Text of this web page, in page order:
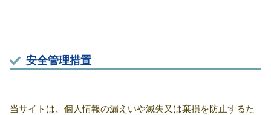
安全管理措置
当サイトは、個人情報の漏えいや滅失又は棄損を防止するた